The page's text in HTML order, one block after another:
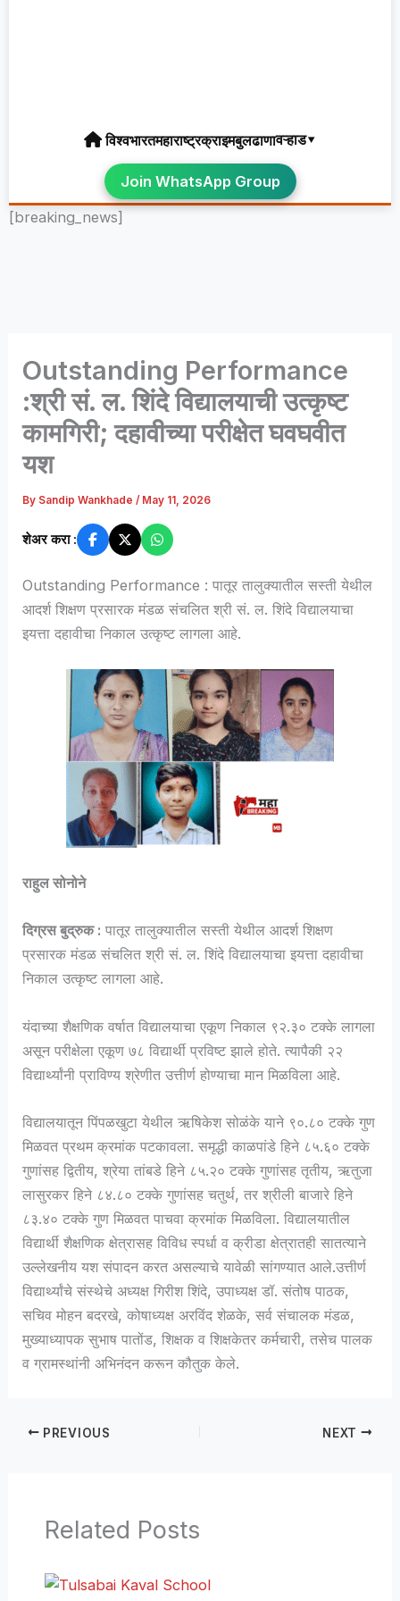
विश्वभारतमहाराष्ट्रक्राइमबुलढाणावऱ्हाड▾
Join WhatsApp Group
[breaking_news]
Outstanding Performance
:श्री सं. ल. शिंदे विद्यालयाची उत्कृष्ट
कामगिरी; दहावीच्या परीक्षेत घवघवीत
यश
By Sandip Wankhade/ May 11, 2026
शेअर करा :
Outstanding Performance : पातूर तालुक्यातील सस्ती येथील
आदर्श शिक्षण प्रसारक मंडळ संचलित श्री सं. ल. शिंदे विद्यालयाचा
इयत्ता दहावीचा निकाल उत्कृष्ट लागला आहे.
राहुल सोनोने
दिग्रस बुद्रुक : पातूर तालुक्यातील सस्ती येथील आदर्श शिक्षण
प्रसारक मंडळ संचलित श्री सं. ल. शिंदे विद्यालयाचा इयत्ता दहावीचा
निकाल उत्कृष्ट लागला आहे.
यंदाच्या शैक्षणिक वर्षात विद्यालयाचा एकूण निकाल ९२.३० टक्के लागला
असून परीक्षेला एकूण ७८ विद्यार्थी प्रविष्ट झाले होते. त्यापैकी २२
विद्यार्थ्यांनी प्राविण्य श्रेणीत उत्तीर्ण होण्याचा मान मिळविला आहे.
विद्यालयातून पिंपळखुटा येथील ऋषिकेश सोळंके याने ९०.८० टक्के गुण
मिळवत प्रथम क्रमांक पटकावला. समृद्धी काळपांडे हिने ८५.६० टक्के
गुणांसह द्वितीय, श्रेया तांबडे हिने ८५.२० टक्के गुणांसह तृतीय, ऋतुजा
लासुरकर हिने ८४.८० टक्के गुणांसह चतुर्थ, तर श्रीली बाजारे हिने
८३.४० टक्के गुण मिळवत पाचवा क्रमांक मिळविला. विद्यालयातील
विद्यार्थी शैक्षणिक क्षेत्रासह विविध स्पर्धा व क्रीडा क्षेत्रातही सातत्याने
उल्लेखनीय यश संपादन करत असल्याचे यावेळी सांगण्यात आले.उत्तीर्ण
विद्यार्थ्यांचे संस्थेचे अध्यक्ष गिरीश शिंदे, उपाध्यक्ष डॉ. संतोष पाठक,
सचिव मोहन बदरखे, कोषाध्यक्ष अरविंद शेळके, सर्व संचालक मंडळ,
मुख्याध्यापक सुभाष पातोंड, शिक्षक व शिक्षकेतर कर्मचारी, तसेच पालक
व ग्रामस्थांनी अभिनंदन करून कौतुक केले.
PREVIOUS NEXT
Related Posts